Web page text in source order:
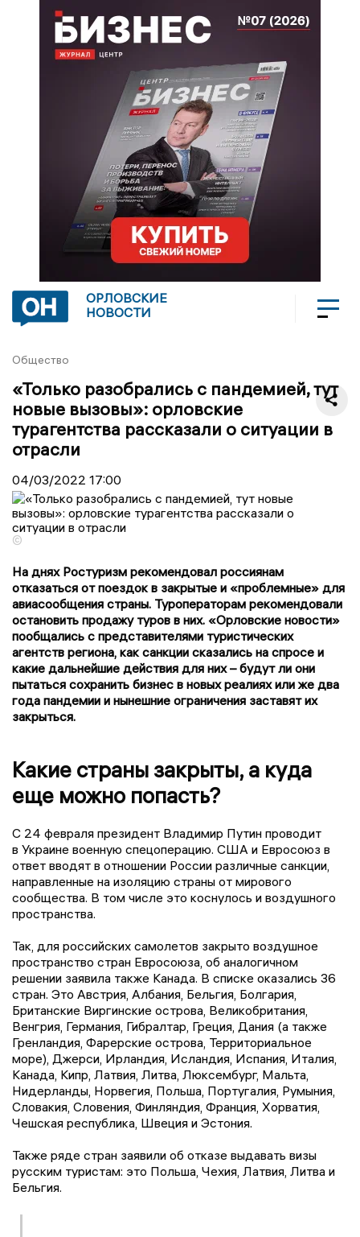
ОРЛОВСКИЕ
НОВОСТИ
Общество
«Только разобрались с пандемией, тут
новые вызовы»: орловские
турагентства рассказали о ситуации в
отрасли
04/03/2022 17:00
©
На днях Ростуризм рекомендовал россиянам
отказаться от поездок в закрытые и «проблемные» для
авиасообщения страны. Туроператорам рекомендовали
остановить продажу туров в них. «Орловские новости»
пообщались с представителями туристических
агентств региона, как санкции сказались на спросе и
какие дальнейшие действия для них – будут ли они
пытаться сохранить бизнес в новых реалиях или же два
года пандемии и нынешние ограничения заставят их
закрыться.
Какие страны закрыты, а куда
еще можно попасть?
С 24 февраля президент Владимир Путин проводит
в Украине военную спецоперацию. США и Евросоюз в
ответ вводят в отношении России различные санкции,
направленные на изоляцию страны от мирового
сообщества. В том числе это коснулось и воздушного
пространства.
Так, для российских самолетов закрыто воздушное
пространство стран Евросоюза, об аналогичном
решении заявила также Канада. В списке оказались 36
стран. Это Австрия, Албания, Бельгия, Болгария,
Британские Виргинские острова, Великобритания,
Венгрия, Германия, Гибралтар, Греция, Дания (а также
Гренландия, Фарерские острова, Территориальное
море), Джерси, Ирландия, Исландия, Испания, Италия,
Канада, Кипр, Латвия, Литва, Люксембург, Мальта,
Нидерланды, Норвегия, Польша, Португалия, Румыния,
Словакия, Словения, Финляндия, Франция, Хорватия,
Чешская республика, Швеция и Эстония.
Также ряде стран заявили об отказе выдавать визы
русским туристам: это Польша, Чехия, Латвия, Литва и
Бельгия.